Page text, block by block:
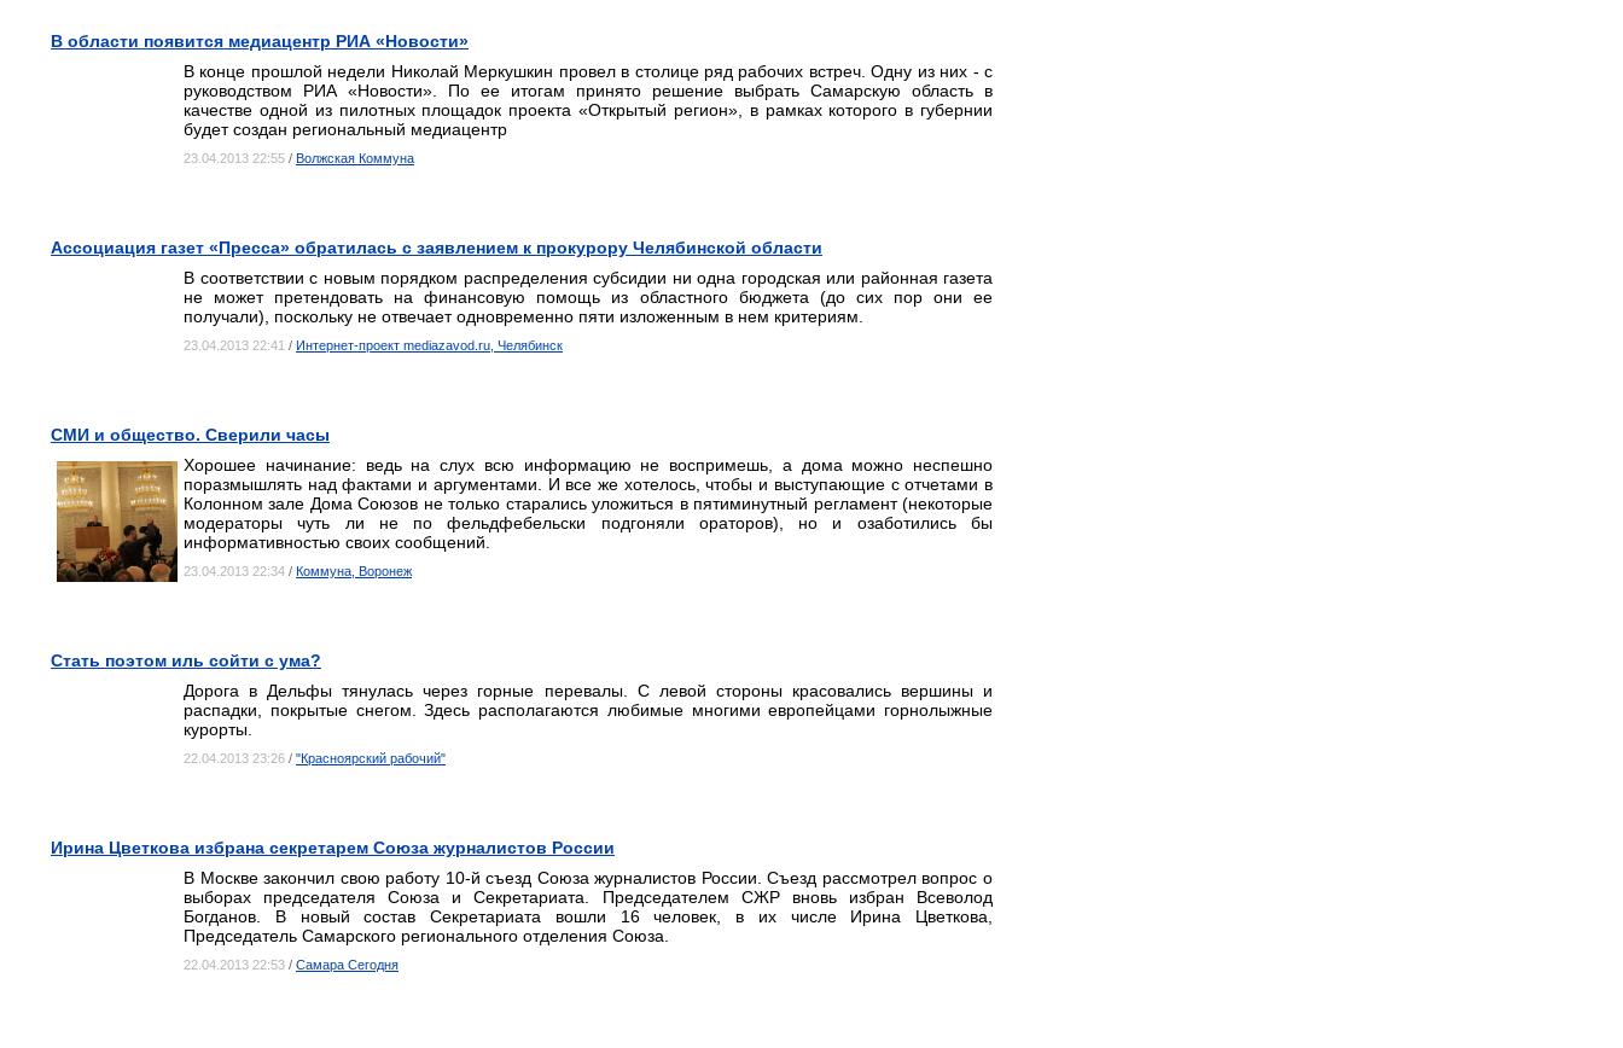
В области появится медиацентр РИА «Новости»
В конце прошлой недели Николай Меркушкин провел в столице ряд рабочих встреч. Одну из них - с
руководством РИА «Новости». По ее итогам принято решение выбрать Самарскую область в
качестве одной из пилотных площадок проекта «Открытый регион», в рамках которого в губернии
будет создан региональный медиацентр
23.04.2013 22:55 / Волжская Коммуна
Ассоциация газет «Пресса» обратилась с заявлением к прокурору Челябинской области
В соответствии с новым порядком распределения субсидии ни одна городская или районная газета
не может претендовать на финансовую помощь из областного бюджета (до сих пор они ее
получали), поскольку не отвечает одновременно пяти изложенным в нем критериям.
23.04.2013 22:41 / Интернет-проект mediazavod.ru, Челябинск
СМИ и общество. Сверили часы
Хорошее начинание: ведь на слух всю информацию не воспримешь, а дома можно неспешно
поразмышлять над фактами и аргументами. И все же хотелось, чтобы и выступающие с отчетами в
Колонном зале Дома Союзов не только старались уложиться в пятиминутный регламент (некоторые
модераторы чуть ли не по фельдфебельски подгоняли ораторов), но и озаботились бы
информативностью своих сообщений.
23.04.2013 22:34 / Коммуна, Воронеж
Стать поэтом иль сойти с ума?
Дорога в Дельфы тянулась через горные перевалы. С левой стороны красовались вершины и
распадки, покрытые снегом. Здесь располагаются любимые многими европейцами горнолыжные
курорты.
22.04.2013 23:26 / "Красноярский рабочий"
Ирина Цветкова избрана секретарем Союза журналистов России
В Москве закончил свою работу 10-й съезд Союза журналистов России. Съезд рассмотрел вопрос о
выборах председателя Союза и Секретариата. Председателем СЖР вновь избран Всеволод
Богданов. В новый состав Секретариата вошли 16 человек, в их числе Ирина Цветкова,
Председатель Самарского регионального отделения Союза.
22.04.2013 22:53 / Самара Cегодня